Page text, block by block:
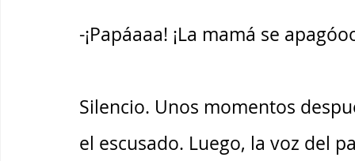
-¡Papáaaa! ¡La mamá se
Silencio. Unos momentos
el escusado. Luego, la voz del